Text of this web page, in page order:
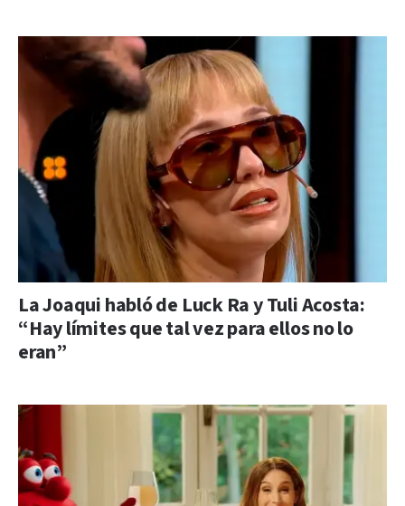
La Joaqui habló de Luck Ra y Tuli Acosta:
“Hay límites que tal vez para ellos no lo
eran”